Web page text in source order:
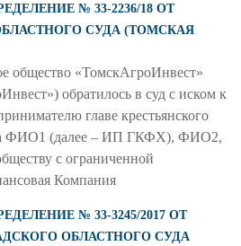
№ 33-2236/18 ОТ
СУДА (ТОМСКАЯ
общество «ТомскАгроИнвест»
обратилось в суд с иском к
главе крестьянского
ФИО1 (далее – ИП ГКФХ), ФИО2,
с ограниченной
Компания
№ 33-3245/2017 ОТ
ОБЛАСТНОГО СУДА